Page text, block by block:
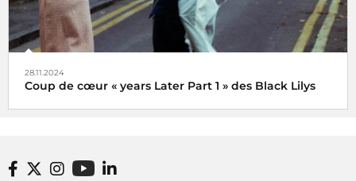
28.11.2024
Coup de cœur « years Later Part 1 » des Black Lilys
Black Lilys, une caresse magique et émotionnelle pop
folk